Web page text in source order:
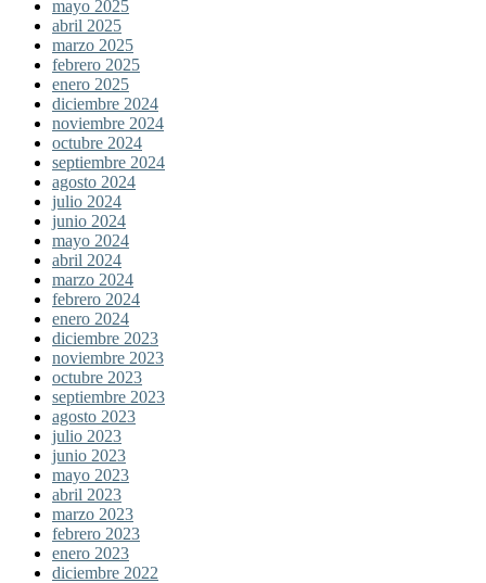
mayo 2025
abril 2025
marzo 2025
febrero 2025
enero 2025
diciembre 2024
noviembre 2024
octubre 2024
septiembre 2024
agosto 2024
julio 2024
junio 2024
mayo 2024
abril 2024
marzo 2024
febrero 2024
enero 2024
diciembre 2023
noviembre 2023
octubre 2023
septiembre 2023
agosto 2023
julio 2023
junio 2023
mayo 2023
abril 2023
marzo 2023
febrero 2023
enero 2023
diciembre 2022